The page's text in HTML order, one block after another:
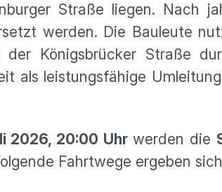
Straße liegen. Nach
werden. Die Bauleute
Königsbrücker Straße
als leistungsfähige
2026, 20:00 Uhrwerden die
Fahrtwege ergeben